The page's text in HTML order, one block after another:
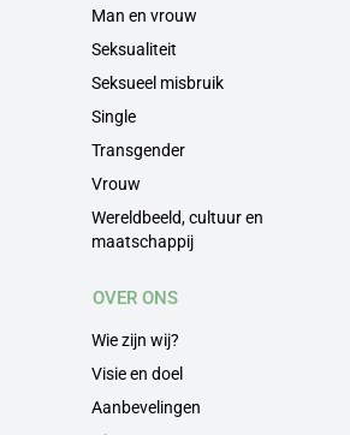
Man en vrouw
Seksualiteit
Seksueel misbruik
Single
Transgender
Vrouw
Wereldbeeld, cultuur en
maatschappij
OVER ONS
Wie zijn wij?
Visie en doel
Aanbevelingen